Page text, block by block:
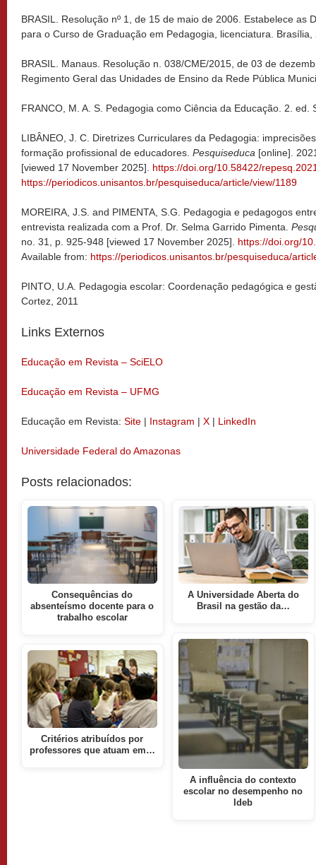
BRASIL. Resolução nº 1, de 15 de maio de 2006. Estabelece as
para o Curso de Graduação em Pedagogia, licenciatura. Brasília,
BRASIL. Manaus. Resolução n. 038/CME/2015, de 03 de
Regimento Geral das Unidades de Ensino da Rede Pública
FRANCO, M. A. S. Pedagogia como Ciência da Educação. 2. ed.
LIBÂNEO, J. C. Diretrizes Curriculares da Pedagogia:
formação profissional de educadores. Pesquiseduca [online].
[viewed 17 November 2025]. https://doi.org/10.58422/
https://periodicos.unisantos.br/pesquiseduca/article/view/1189
MOREIRA, J.S. and PIMENTA, S.G. Pedagogia e pedagogos
entrevista realizada com a Prof. Dr. Selma Garrido Pimenta.
no. 31, p. 925-948 [viewed 17 November 2025]. https://doi.org/
Available from: https://periodicos.unisantos.br/pesquiseduca/
PINTO, U.A. Pedagogia escolar: Coordenação pedagógica e
Cortez, 2011
Links Externos
Educação em Revista – SciELO
Educação em Revista – UFMG
Educação em Revista: Site | Instagram | X | LinkedIn
Universidade Federal do Amazonas
Posts relacionados:
Consequências do
absenteísmo docente para o
trabalho escolar
Critérios atribuídos por
professores que atuam em…
A Universidade Aberta do
Brasil na gestão da…
A influência do contexto
escolar no desempenho no
Ideb